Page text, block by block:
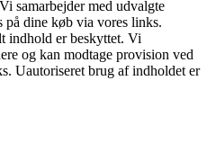
samarbejder med udvalgte
dine køb via vores links.
indhold er beskyttet. Vi
og kan modtage provision ved
Uautoriseret brug af indholdet er